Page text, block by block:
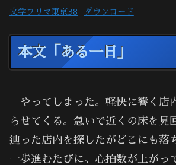
文学フリマ東京38 ダウンロード
本文「ある一日」
やってしまった。軽快に響く店
らせてくる。急いで近くの床を見
辿った店内を探したがどこにも落
一歩進むたびに、心拍数が上がっ